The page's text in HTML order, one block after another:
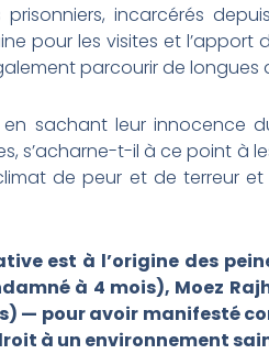
incarcérés
pour les visites et
parcourir de longues
sachant leur innocence
s’acharne-t-il à ce point à
de peur et de terreur
est à l’origine des
à 4 mois), Moez
— pour avoir manifesté
à un environnement